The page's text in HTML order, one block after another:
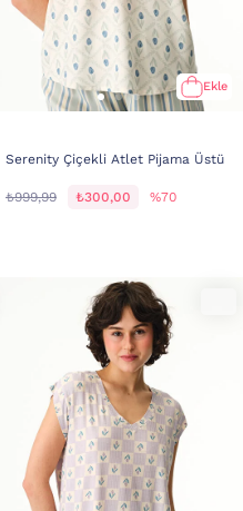
Ekle
Serenity Çiçekli Atlet Pijama Üstü
₺999,99 ₺300,00 %70